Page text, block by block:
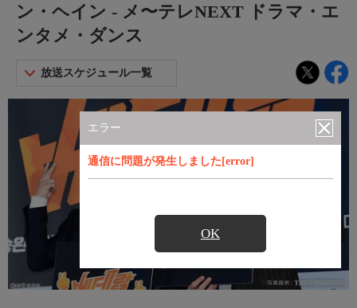
エラー
通信に問題が発生しました[error]
OK
ン・ヘイン - メ〜テレNEXT ドラマ・エ
ンタメ・ダンス
放送スケジュール一覧